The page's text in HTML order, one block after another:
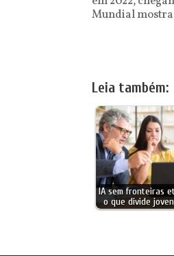
Mundial mostra
Leia também:
IA sem fronteiras
o que divide